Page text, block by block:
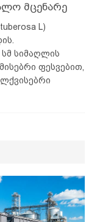
მცენარე
L)
სიმაღლის
ფესვებით,